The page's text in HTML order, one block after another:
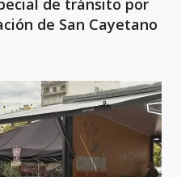
de San Cayetano